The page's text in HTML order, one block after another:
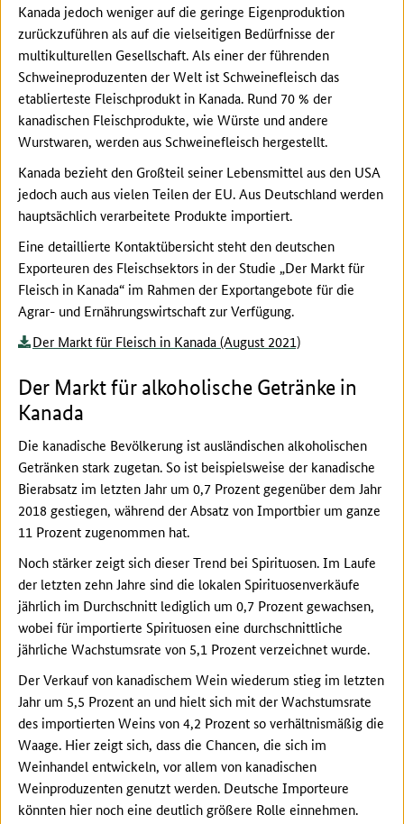
Kanada jedoch weniger auf die geringe Eigenproduktion
zurückzuführen als auf die vielseitigen Bedürfnisse der
multikulturellen Gesellschaft. Als einer der führenden
Schweineproduzenten der Welt ist Schweinefleisch das
etablierteste Fleischprodukt in Kanada. Rund 70 % der
kanadischen Fleischprodukte, wie Würste und andere
Wurstwaren, werden aus Schweinefleisch hergestellt.
Kanada bezieht den Großteil seiner Lebensmittel aus den USA
jedoch auch aus vielen Teilen der EU. Aus Deutschland werden
hauptsächlich verarbeitete Produkte importiert.
Eine detaillierte Kontaktübersicht steht den deutschen
Exporteuren des Fleischsektors in der Studie „Der Markt für
Fleisch in Kanada“ im Rahmen der Exportangebote für die
Agrar- und Ernährungswirtschaft zur Verfügung.
Der Markt für Fleisch in Kanada (August 2021)
Der Markt für alkoholische Getränke in
Kanada
Die kanadische Bevölkerung ist ausländischen alkoholischen
Getränken stark zugetan. So ist beispielsweise der kanadische
Bierabsatz im letzten Jahr um 0,7 Prozent gegenüber dem Jahr
2018 gestiegen, während der Absatz von Importbier um ganze
11 Prozent zugenommen hat.
Noch stärker zeigt sich dieser Trend bei Spirituosen. Im Laufe
der letzten zehn Jahre sind die lokalen Spirituosenverkäufe
jährlich im Durchschnitt lediglich um 0,7 Prozent gewachsen,
wobei für importierte Spirituosen eine durchschnittliche
jährliche Wachstumsrate von 5,1 Prozent verzeichnet wurde.
Der Verkauf von kanadischem Wein wiederum stieg im letzten
Jahr um 5,5 Prozent an und hielt sich mit der Wachstumsrate
des importierten Weins von 4,2 Prozent so verhältnismäßig die
Waage. Hier zeigt sich, dass die Chancen, die sich im
Weinhandel entwickeln, vor allem von kanadischen
Weinproduzenten genutzt werden. Deutsche Importeure
könnten hier noch eine deutlich größere Rolle einnehmen.